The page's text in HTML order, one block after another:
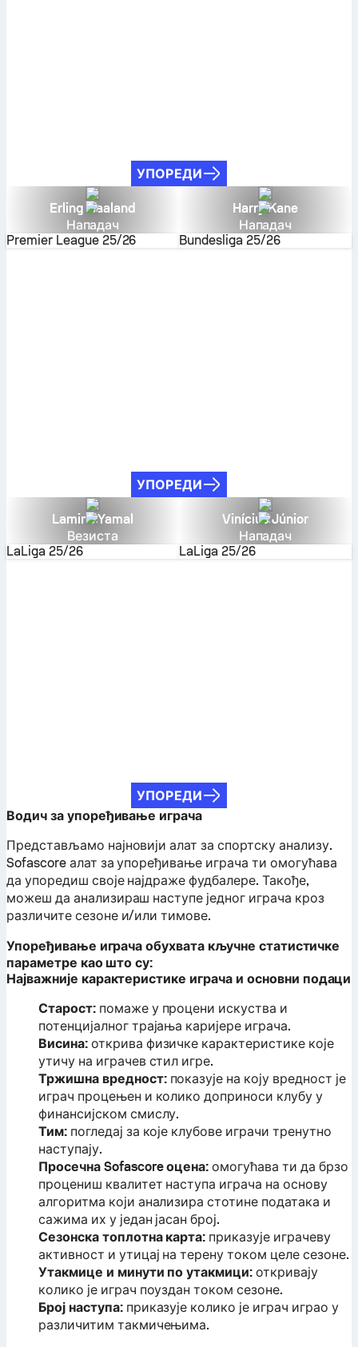
УПОРЕДИ
Erling Haaland
Нападач
Premier League 25/26
Harry Kane
Нападач
Bundesliga 25/26
УПОРЕДИ
Lamine Yamal
Везиста
LaLiga 25/26
Vinícius Júnior
Нападач
LaLiga 25/26
УПОРЕДИ
Водич за упоређивање играча
Представљамо најновији алат за спортску анализу.
Sofascore алат за упоређивање играча ти омогућава
да упоредиш своје најдраже фудбалере. Такође,
можеш да анализираш наступе једног играча кроз
различите сезоне и/или тимове.
Упоређивање играча обухвата кључне статистичке
параметре као што су:
Најважније карактеристике играча и основни подаци
Старост:помаже у процени искуства и
потенцијалног трајања каријере играча.
Висина:открива физичке карактеристике које
утичу на играчев стил игре.
Тржишна вредност:показује на коју вредност је
играч процењен и колико доприноси клубу у
финансијском смислу.
Тим:погледај за које клубове играчи тренутно
наступају.
Просечна Sofascore оцена: омогућава ти да брзо
процениш квалитет наступа играча на основу
алгоритма који анализира стотине података и
сажима их у један јасан број.
Сезонска топлотна карта: приказује играчеву
активност и утицај на терену током целе сезоне.
Утакмице и минути по утакмици: откривају
колико је играч поуздан током сезоне.
Број наступа:приказује колико је играч играо у
различитим такмичењима.